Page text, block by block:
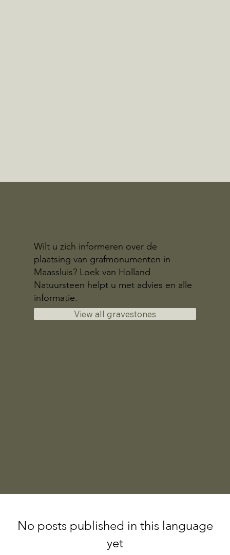
Wilt u zich informeren over de
plaatsing van grafmonumenten in
Maassluis? Loek van Holland
Natuursteen helpt u met advies en alle
informatie.
View all gravestones
No posts published in this language
yet